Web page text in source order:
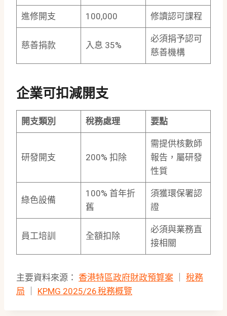
進修開支 100,000 修讀認可課程
慈善捐款 入息 35%
必須捐予認可
慈善機構
企業可扣減開支
開支類別 稅務處理 要點
研發開支 200% 扣除
需提供核數師
報告，屬研發
性質
綠色設備
100% 首年折
舊
須獲環保署認
證
員工培訓 全額扣除
必須與業務直
接相關
主要資料來源： 香港特區政府財政預算案
稅務
局
KPMG 2025/26 稅務概覽